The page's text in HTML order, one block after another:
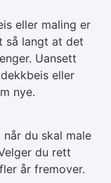
eller maling er
så langt at det
Uansett
eller
nye.
du skal male
du rett
år fremover.